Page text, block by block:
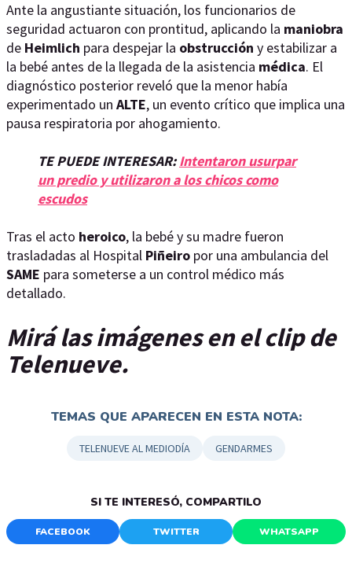
Ante la angustiante situación, los funcionarios de
seguridad actuaron con prontitud, aplicando la maniobra
de Heimlich para despejar la obstrucción y estabilizar a
la bebé antes de la llegada de la asistencia médica. El
diagnóstico posterior reveló que la menor había
experimentado un ALTE, un evento crítico que implica una
pausa respiratoria por ahogamiento.
TE PUEDE INTERESAR:Intentaron usurpar
un predio y utilizaron a los chicos como
escudos
Tras el acto heroico, la bebé y su madre fueron
trasladadas al Hospital Piñeiro por una ambulancia del
SAME para someterse a un control médico más
detallado.
Mirá las imágenes en el clip de
Telenueve.
TEMAS QUE APARECEN EN ESTA NOTA:
TELENUEVE AL MEDIODÍA GENDARMES
SI TE INTERESÓ, COMPARTILO
FACEBOOK TWITTER WHATSAPP